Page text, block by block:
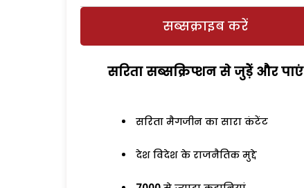
सब्सक्राइब करें
सरिता सब्सक्रिप्शन से जुड़ेें और पाएं
सरिता मैगजीन का सारा कंटेंट
देश विदेश के राजनैतिक मुद्दे